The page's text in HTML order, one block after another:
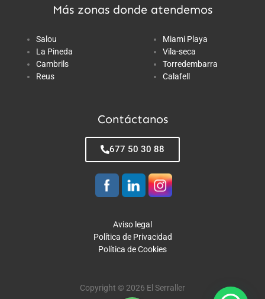
Más zonas donde atendemos
Salou
La Pineda
Cambrils
Reus
Miami Playa
Vila-seca
Torredembarra
Calafell
Contáctanos
677 50 30 88
Aviso legal
Política de Privacidad
Política de Cookies
Copyright © 2026 El Serraller